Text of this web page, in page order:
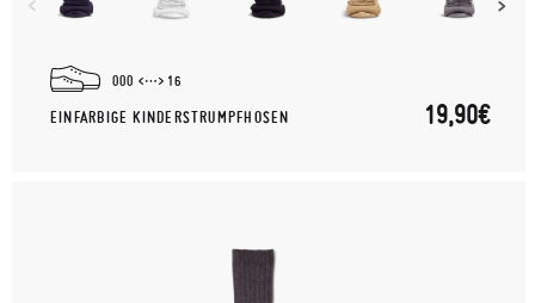
000 16
EINFARBIGE KINDERSTRUMPFHOSEN 19,90€